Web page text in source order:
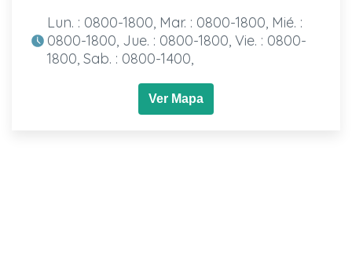
Lun. : 0800-1800, Mar. : 0800-1800, Mié. :
0800-1800, Jue. : 0800-1800, Vie. : 0800-
1800, Sab. : 0800-1400,
Ver Mapa